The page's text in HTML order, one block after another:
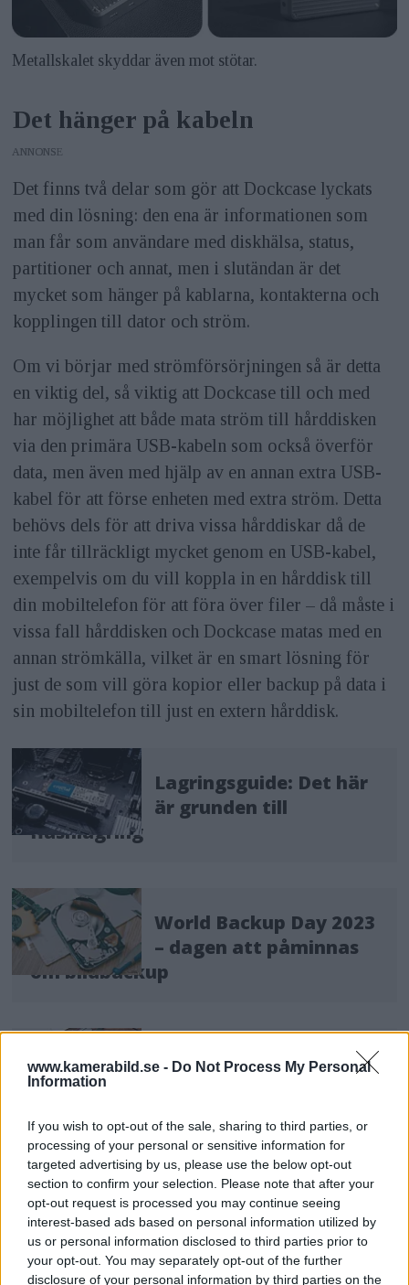
www.kamerabild.se - Do Not Process My Personal
Information
If you wish to opt-out of the sale, sharing to third parties, or
processing of your personal or sensitive information for
targeted advertising by us, please use the below opt-out
section to confirm your selection. Please note that after your
opt-out request is processed you may continue seeing
interest-based ads based on personal information utilized by
us or personal information disclosed to third parties prior to
your opt-out. You may separately opt-out of the further
disclosure of your personal information by third parties on the
Metallskalet skyddar även mot stötar.
Det hänger på kabeln
ANNONS
Det finns två delar som gör att Dockcase lyckats
med din lösning: den ena är informationen som
man får som användare med diskhälsa, status,
partitioner och annat, men i slutändan är det
mycket som hänger på kablarna, kontakterna och
kopplingen till dator och ström.
Om vi börjar med strömförsörjningen så är detta
en viktig del, så viktig att Dockcase till och med
har möjlighet att både mata ström till hårddisken
via den primära USB-kabeln som också överför
data, men även med hjälp av en annan extra USB-
kabel för att förse enheten med extra ström. Detta
behövs dels för att driva vissa hårddiskar då de
inte får tillräckligt mycket genom en USB-kabel,
exempelvis om du vill koppla in en hårddisk till
din mobiltelefon för att föra över filer – då måste i
vissa fall hårddisken och Dockcase matas med en
annan strömkälla, vilket är en smart lösning för
just de som vill göra kopior eller backup på data i
sin mobiltelefon till just en extern hårddisk.
Lagringsguide: Det här
är grunden till
flashlagring
World Backup Day 2023
– dagen att påminnas
om bildbackup
Bildbackup: "Läsfel och
Med två strömkällor minskar även risken för
strömförlust hos enheten vid kabelurdragning eller
kabelbrott, eller att matningen av ström slutar, så
bara det är en extra säkerhet.